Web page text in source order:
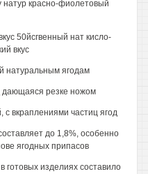
натур красно-фиолетовый
50йсгвенный нат кисло-
вкус
натуральным ягодам
дающаяся резке ножом
вкраплениями частиц ягод
до 1,8%, особенно
ягодных припасов
готовых изделиях составило